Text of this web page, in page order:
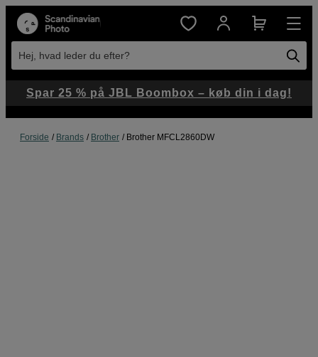
Hej, hvad leder du efter?
Forside Brands Brother Brother MFCL2860DW
Spar 25 % på JBL Boombox – køb din i dag!